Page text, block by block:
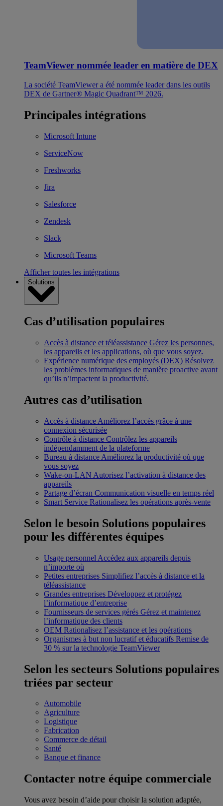
TeamViewer nommée leader en matière de DEX
La société TeamViewer a été nommée leader dans les outils
DEX de Gartner® Magic Quadrant™ 2026.
Principales intégrations
Microsoft Intune
ServiceNow
Freshworks
Jira
Salesforce
Zendesk
Slack
Microsoft Teams
Afficher toutes les intégrations
Solutions
Cas d’utilisation populaires
Accès à distance et téléassistance Gérez les personnes,
les appareils et les applications, où que vous soyez.
Expérience numérique des employés (DEX) Résolvez
les problèmes informatiques de manière proactive avant
qu’ils n’impactent la productivité.
Autres cas d’utilisation
Accès à distance Améliorez l’accès grâce à une
connexion sécurisée
Contrôle à distance Contrôlez les appareils
indépendamment de la plateforme
Bureau à distance Améliorez la productivité où que
vous soyez
Wake-on-LAN Autorisez l’activation à distance des
appareils
Partage d’écran Communication visuelle en temps réel
Smart Service Rationalisez les opérations après-vente
Selon le besoin Solutions populaires
pour les différentes équipes
Usage personnel Accédez aux appareils depuis
n’importe où
Petites entreprises Simplifiez l’accès à distance et la
téléassistance
Grandes entreprises Développez et protégez
l’informatique d’entreprise
Fournisseurs de services gérés Gérez et maintenez
l’informatique des clients
OEM Rationalisez l’assistance et les opérations
Organismes à but non lucratif et éducatifs Remise de
30 % sur la technologie TeamViewer
Selon les secteurs Solutions populaires
triées par secteur
Automobile
Agriculture
Logistique
Fabrication
Commerce de détail
Santé
Banque et finance
Contacter notre équipe commerciale
Vous avez besoin d’aide pour choisir la solution adaptée,